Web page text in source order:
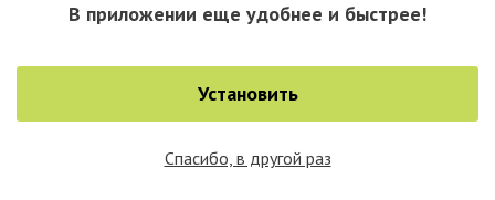
0
В приложении еще удобнее и быстрее!
Установить
Спасибо, в другой раз